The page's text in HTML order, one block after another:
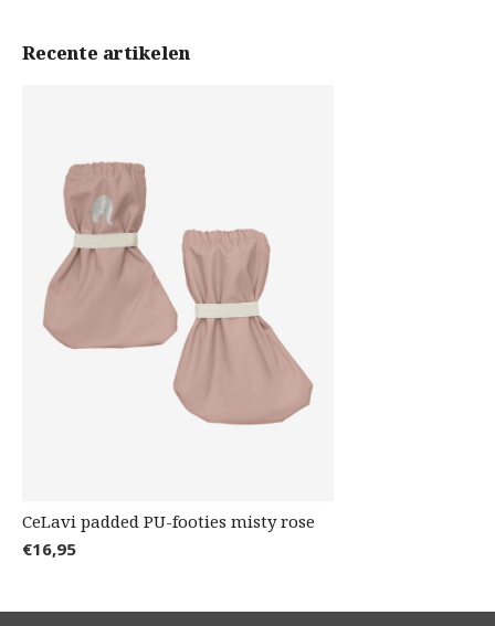
Recente artikelen
CeLavi padded PU-footies misty rose
€16,95